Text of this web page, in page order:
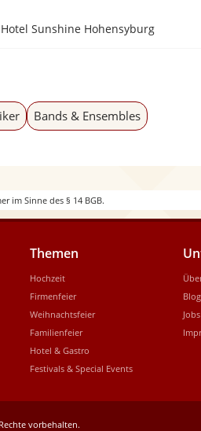
Sunshine Hohensyburg
Bands & Ensembles
im Sinne des § 14 BGB.
Themen
Hochzeit
Firmenfeier
Weihnachtsfeier
Familienfeier
Hotel & Gastro
Festivals & Special Events
Blog
Jobs
vorbehalten.